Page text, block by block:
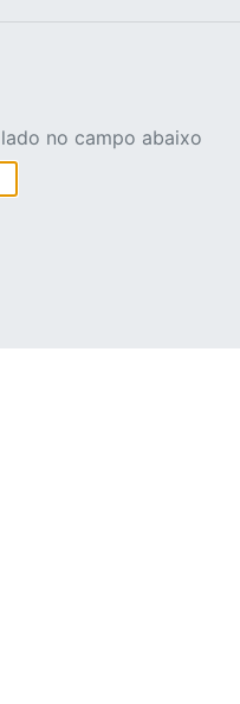
no campo abaixo